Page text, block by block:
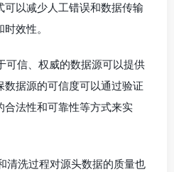
可以减少人工错误和数据传输
效性。
可信、权威的数据源可以提供
据源的可信度可以通过验证
法性和可靠性等方式来实
清洗过程对源头数据的质量也